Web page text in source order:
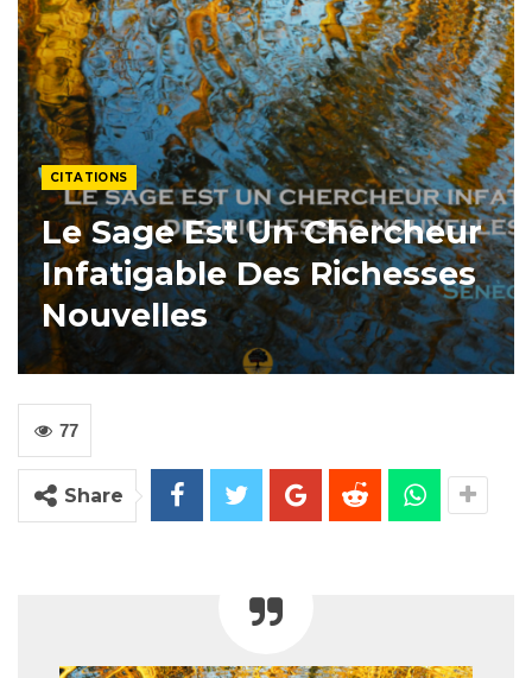
CITATIONS
Le Sage Est Un Chercheur
Infatigable Des Richesses
Nouvelles
77
Share